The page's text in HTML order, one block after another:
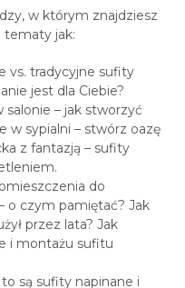
w którym znajdziesz
tematy jak:
vs. tradycyjne sufity
jest dla Ciebie?
– jak stworzyć
w sypialni – stwórz oazę
z fantazją – sufity
do
o czym pamiętać? Jak
przez lata? Jak
i montażu sufitu
to są sufity napinane i